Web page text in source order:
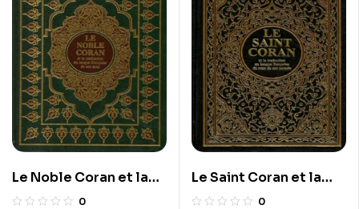
Le Noble Coran et la
traduction en langue
0
Le Saint Coran et la
traduction en langue
0